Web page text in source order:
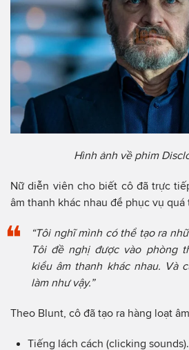
Hình ảnh về phim
Nữ diễn viên cho biết cô đã trực
âm thanh khác nhau để phục vụ quá
“Tôi nghĩ mình có thể tạo ra
Tôi đề nghị được vào phòng
kiểu âm thanh khác nhau. Và
làm như vậy.”
Theo Blunt, cô đã tạo ra hàng loạt
Tiếng lách cách (clicking sounds).